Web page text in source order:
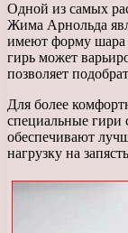
Одной из самых
Жима Арнольда
имеют форму шара
гирь может
позволяет
Для более
специальные
обеспечивают
нагрузку на